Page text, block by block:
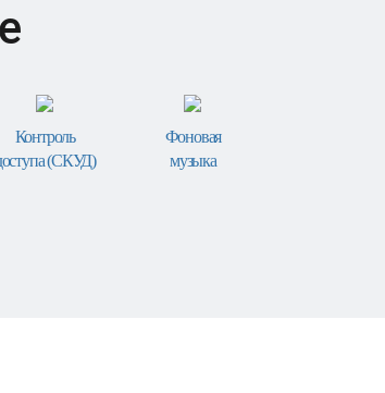
Контроль
(СКУД)
Фоновая
музыка